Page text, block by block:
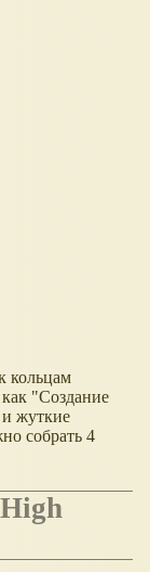
кольцам
"Создание
жуткие
собрать 4